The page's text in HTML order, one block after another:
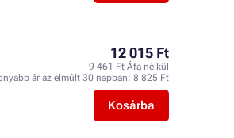
12 015 Ft
9 461 Ft Áfa nélkül
ár az elmúlt 30 napban: 8 825 Ft
Kosárba